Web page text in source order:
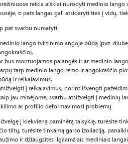
reikia aiškiai nurodyti medinio lango
o pats langas gali atsidaryti tiek į vidų,
pat svarbu numatyti:
lango tvirtinimo angoje būdą (pvz.
bus montuojamos palangės ir ar medinio
tarp medinio lango rėmo ir angokraščio
ir reikalavimus,
į reikalavimus, norint išvengti
jau minėjome, svarbu atsižvelgti į medinių
ar profilio deformavimosi problemų.
į kiekvieną paminėtą taisyklę, turėsite
tiltų, turėsite tinkamą garso izoliaciją,
ir džiaugsitės ilgaamžiais mediniais